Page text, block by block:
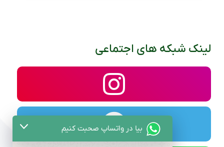
لینک شبکه های اجتماعی
بیا در واتساپ صحبت کنیم